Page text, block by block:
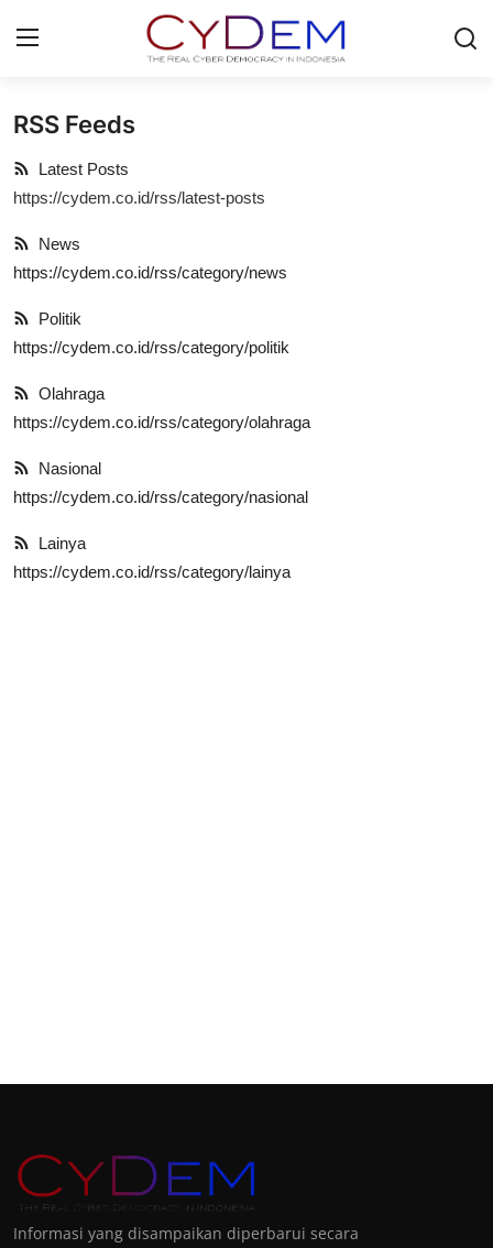
Login
News
Contact
Politik
Olahraga
Nasional
RSS Feeds
Latest Posts
https://cydem.co.id/rss/latest-posts
News
https://cydem.co.id/rss/category/news
Politik
https://cydem.co.id/rss/category/politik
Olahraga
https://cydem.co.id/rss/category/olahraga
Nasional
https://cydem.co.id/rss/category/nasional
Lainya
https://cydem.co.id/rss/category/lainya
Informasi yang disampaikan diperbarui secara